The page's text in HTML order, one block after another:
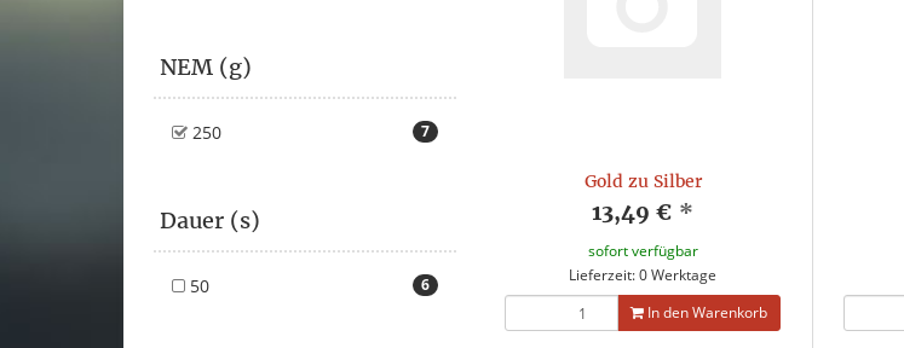
Gold zu Silber
13,49 € *
sofort verfügbar
Lieferzeit: 0 Werktage
In den Warenkorb
NEM (g)
7
250
Dauer (s)
6
50